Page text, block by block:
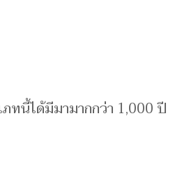
ทนี้ได้มีมามากกว่า 1,000 ปี